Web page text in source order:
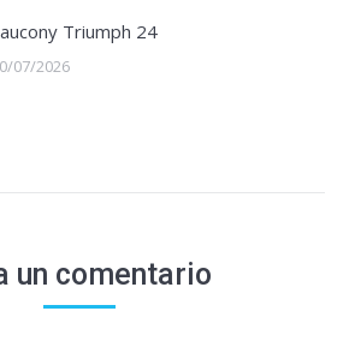
Triumph 24
07/2026
un comentario